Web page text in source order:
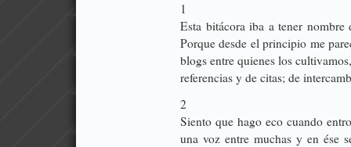
1
Esta bitácora iba a tener
Porque desde el principio me
blogs entre quienes los
referencias y de citas; de
2
Siento que hago eco cuando
una voz entre muchas y en ése